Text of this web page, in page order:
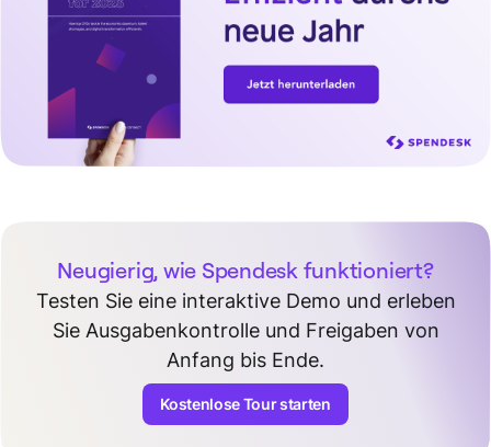
Neugierig, wie Spendesk funktioniert?
Testen Sie eine interaktive Demo und erleben
Sie Ausgabenkontrolle und Freigaben von
Anfang bis Ende.
Kostenlose Tour starten